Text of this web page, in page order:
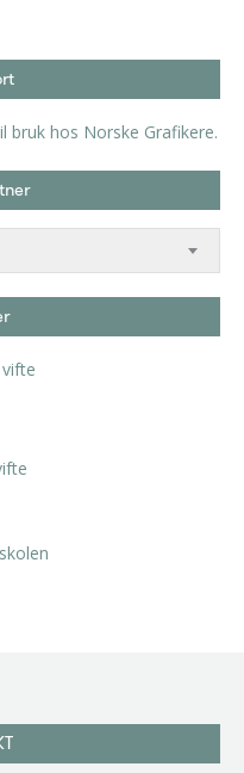
bruk hos Norske Grafikere.